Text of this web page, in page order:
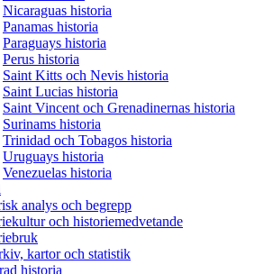
Nicaraguas historia
Panamas historia
Paraguays historia
Perus historia
Saint Kitts och Nevis historia
Saint Lucias historia
Saint Vincent och Grenadinernas historia
Surinams historia
Trinidad och Tobagos historia
Uruguays historia
Venezuelas historia
analys och begrepp
och historiemedvetande
kartor och statistik
historia